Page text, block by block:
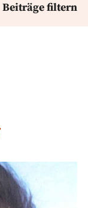
Beiträge filtern